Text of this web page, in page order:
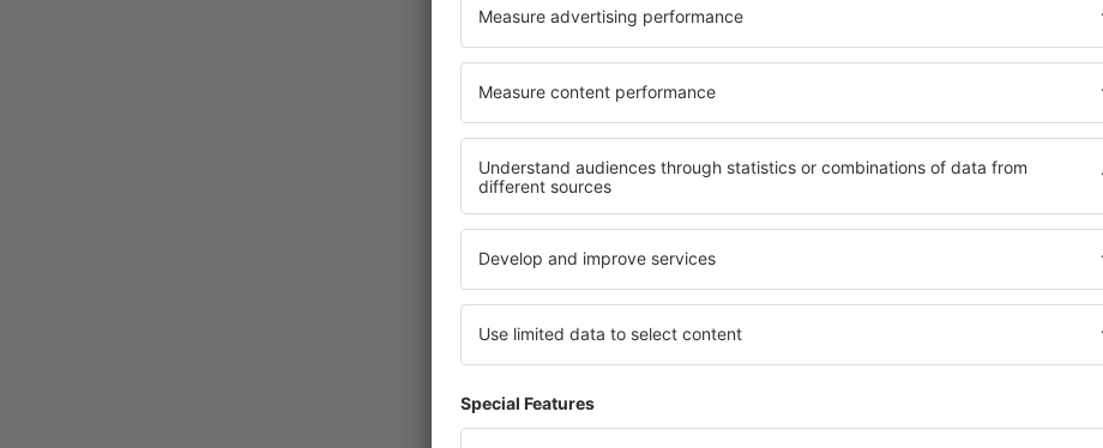
Ryanair – limity pro registrovaná zavazadla
Malé registrované zavazadlo 10
Standardní registrované